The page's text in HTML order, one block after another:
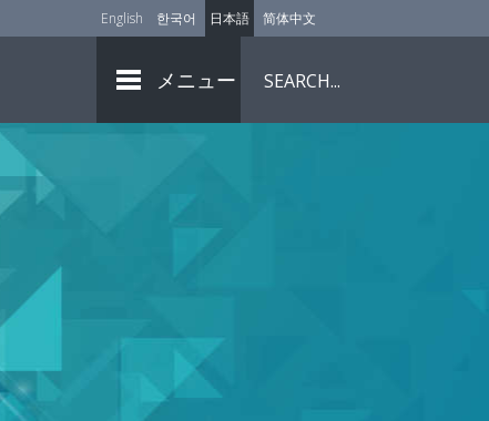
English 한국어 日本語 简体中文
メニュー